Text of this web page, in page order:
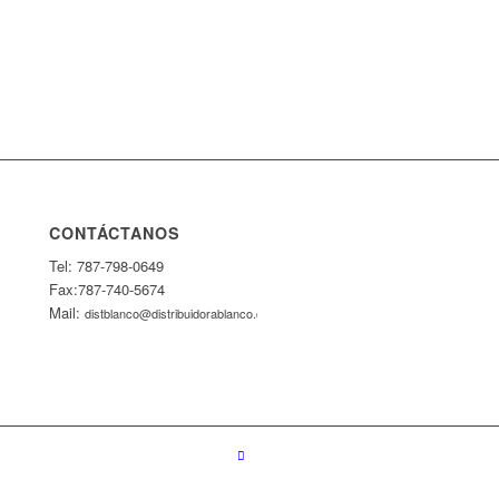
CONTÁCTANOS
Tel: 787-798-0649
Fax:787-740-5674
Mail:distblanco@distribuidorablanco.com